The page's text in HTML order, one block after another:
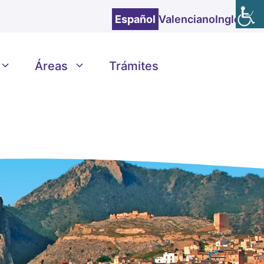
Español ValencianoInglés
Áreas Trámites